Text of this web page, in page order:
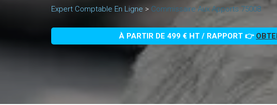
Expert Comptable En Ligne > Commissaire Aux Apports 75008
À PARTIR DE 499 € HT / RAPPORT 👉